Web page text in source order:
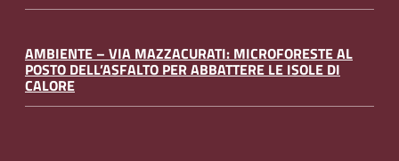
AMBIENTE – VIA MAZZACURATI: MICROFORESTE AL
POSTO DELL’ASFALTO PER ABBATTERE LE ISOLE DI
CALORE